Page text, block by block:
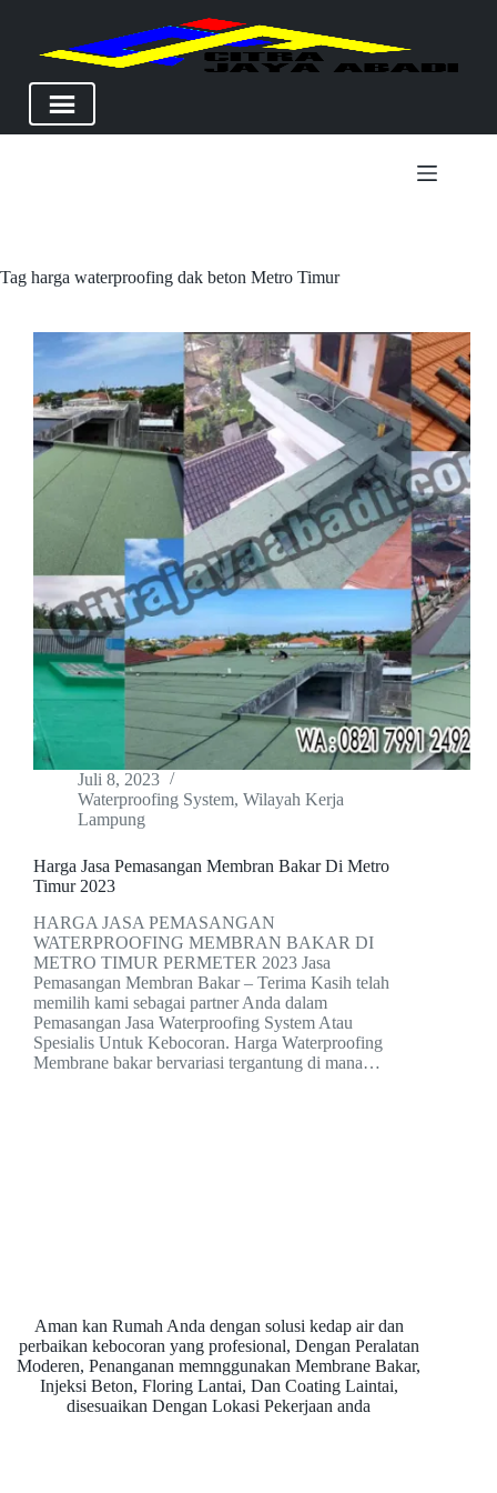
Tag harga waterproofing dak beton Metro Timur
Juli 8, 2023
Waterproofing System, Wilayah Kerja
Lampung
Harga Jasa Pemasangan Membran Bakar Di Metro
Timur 2023
HARGA JASA PEMASANGAN
WATERPROOFING MEMBRAN BAKAR DI
METRO TIMUR PERMETER 2023 Jasa
Pemasangan Membran Bakar – Terima Kasih telah
memilih kami sebagai partner Anda dalam
Pemasangan Jasa Waterproofing System Atau
Spesialis Untuk Kebocoran. Harga Waterproofing
Membrane bakar bervariasi tergantung di mana…
Aman kan Rumah Anda dengan solusi kedap air dan
perbaikan kebocoran yang profesional, Dengan Peralatan
Moderen, Penanganan memnggunakan Membrane Bakar,
Injeksi Beton, Floring Lantai, Dan Coating Laintai,
disesuaikan Dengan Lokasi Pekerjaan anda